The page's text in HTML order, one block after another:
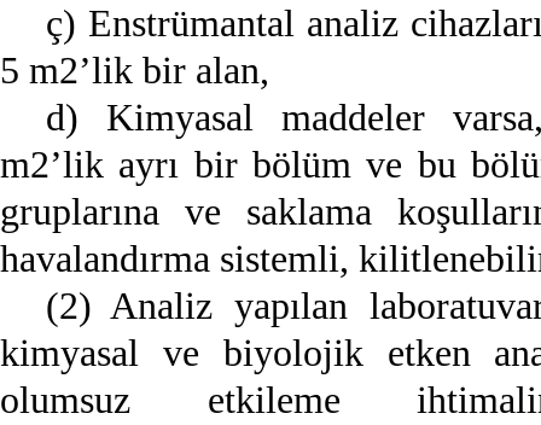
ç) Enstrümantal analiz
5 m2’lik bir alan,
d) Kimyasal maddeler
m2’lik ayrı bir bölüm ve bu
gruplarına ve saklama
havalandırma sistemli,
(2) Analiz yapılan
kimyasal ve biyolojik etken
olumsuz etkileme